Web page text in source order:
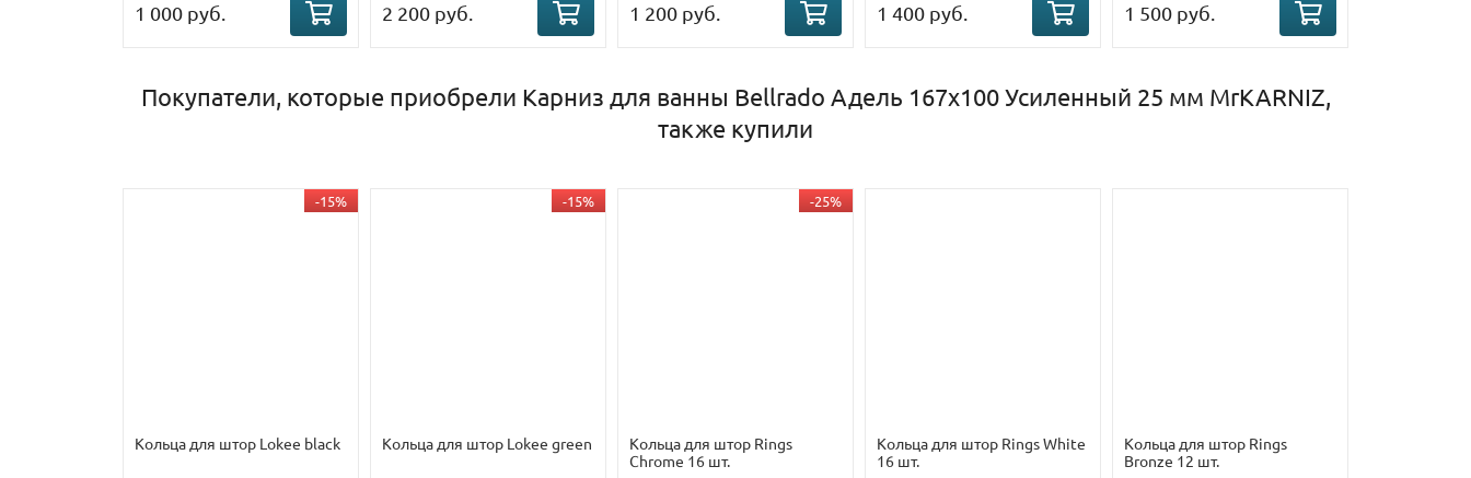
1 000 руб. 2 200 руб. 1 200 руб. 1 400 руб. 1 500 руб.
Покупатели, которые приобрели Карниз для ванны Bellrado Адель 167х100 Усиленный 25 мм MrKARNIZ,
также купили
-15%
Кольца для штор Lokee black
-15%
Кольца для штор Lokee green
-25%
Кольца для штор Rings
Chrome 16 шт.
Кольца для штор Rings White
16 шт.
Кольца для штор Rings
Bronze 12 шт.